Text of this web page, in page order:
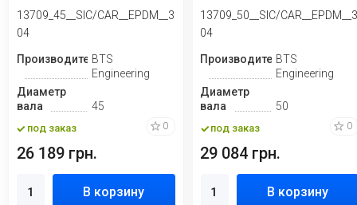
13709_45__SIC/CAR__EPDM__3
04
ПроизводительBTS
Engineering
Диаметр
вала
45
под заказ 0
26 189 грн.
В корзину
13709_50__SIC/
04
ПроизводительBTS
Engineering
Диаметр
вала
50
под заказ 0
29 084 грн.
В корзину